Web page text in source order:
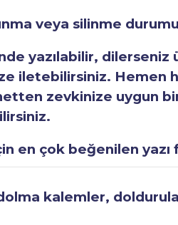
veya silinme durumu
yazılabilir, dilerseniz
iletebilirsiniz.
zevkinize uygun
en çok beğenilen yazı
kalemler,